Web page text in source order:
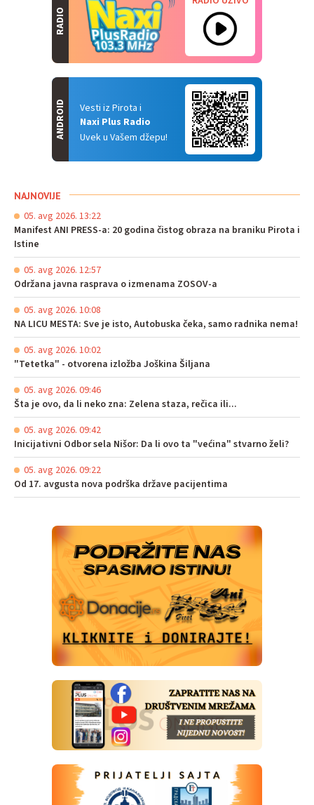
RADIO
Vesti iz Pirota i
Naxi Plus Radio
Uvek u Vašem džepu!
ANDROID
NAJNOVIJE
05. avg 2026. 13:22
Manifest ANI PRESS-a: 20 godina čistog obraza na braniku Pirota i
Istine
05. avg 2026. 12:57
Održana javna rasprava o izmenama ZOSOV-a
05. avg 2026. 10:08
NA LICU MESTA: Sve je isto, Autobuska čeka, samo radnika nema!
05. avg 2026. 10:02
"Tetetka" - otvorena izložba Joškina Šiljana
05. avg 2026. 09:46
Šta je ovo, da li neko zna: Zelena staza, rečica ili...
05. avg 2026. 09:42
Inicijativni Odbor sela Nišor: Da li ovo ta "većina" stvarno želi?
05. avg 2026. 09:22
Od 17. avgusta nova podrška države pacijentima